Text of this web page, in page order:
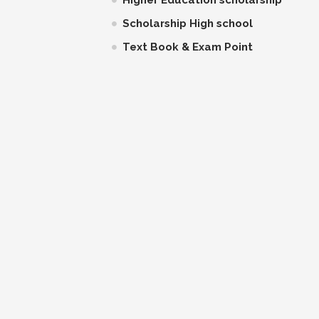
Scholarship High school
Text Book & Exam Point